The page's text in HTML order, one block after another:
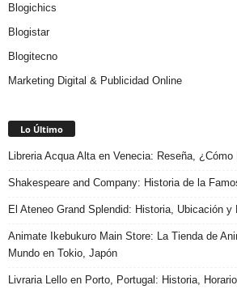
Blogichics
Blogistar
Blogitecno
Marketing Digital & Publicidad Online
Lo Último
Libreria Acqua Alta en Venecia: Reseña, ¿Cómo
Shakespeare and Company: Historia de la
El Ateneo Grand Splendid: Historia, Ubicación y
Animate Ikebukuro Main Store: La Tienda de
Mundo en Tokio, Japón
Livraria Lello en Porto, Portugal: Historia,